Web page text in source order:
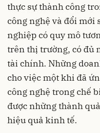
thực sự thành công
công nghệ và đổi mới
nghiệp có quy mô
trên thị trường, có đủ
tài chính. Những
cho việc một khi đã
công nghệ trong chế
được những thành
hiệu quả kinh tế.